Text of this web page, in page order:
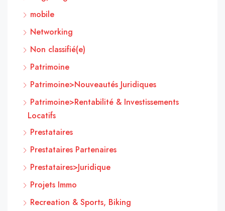
mobile
Networking
Non classifié(e)
Patrimoine
Patrimoine>Nouveautés Juridiques
Patrimoine>Rentabilité & Investissements
Locatifs
Prestataires
Prestataires Partenaires
Prestataires>Juridique
Projets Immo
Recreation & Sports, Biking